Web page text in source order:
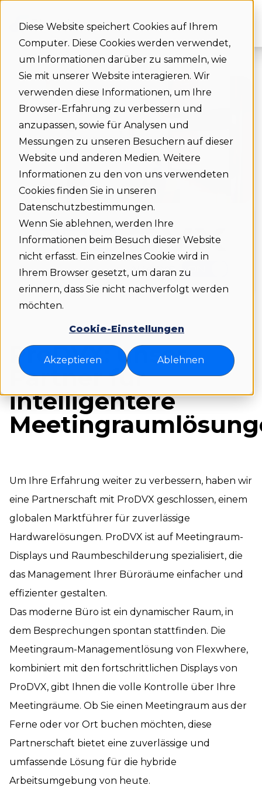
Diese Website speichert Cookies auf Ihrem
Computer. Diese Cookies werden verwendet,
um Informationen darüber zu sammeln, wie
Sie mit unserer Website interagieren. Wir
verwenden diese Informationen, um Ihre
Browser-Erfahrung zu verbessern und
anzupassen, sowie für Analysen und
Messungen zu unseren Besuchern auf dieser
Website und anderen Medien. Weitere
Informationen zu den von uns verwendeten
Cookies finden Sie in unseren
Datenschutzbestimmungen.
Wenn Sie ablehnen, werden Ihre
Informationen beim Besuch dieser Website
nicht erfasst. Ein einzelnes Cookie wird in
Ihrem Browser gesetzt, um daran zu
erinnern, dass Sie nicht nachverfolgt werden
möchten.
Cookie-Einstellungen
Akzeptieren Ablehnen
ProDVX: unser
Partner für
intelligentere
Um Ihre Erfahrung weiter zu verbessern, haben wir
eine Partnerschaft mit ProDVX geschlossen, einem
globalen Marktführer für zuverlässige
Hardwarelösungen. ProDVX ist auf Meetingraum-
Displays und Raumbeschilderung spezialisiert, die
das Management Ihrer Büroräume einfacher und
effizienter gestalten.
Das moderne Büro ist ein dynamischer Raum, in
dem Besprechungen spontan stattfinden. Die
Meetingraum-Managementlösung von Flexwhere,
kombiniert mit den fortschrittlichen Displays von
ProDVX, gibt Ihnen die volle Kontrolle über Ihre
Meetingräume. Ob Sie einen Meetingraum aus der
Ferne oder vor Ort buchen möchten, diese
Partnerschaft bietet eine zuverlässige und
umfassende Lösung für die hybride
Arbeitsumgebung von heute.